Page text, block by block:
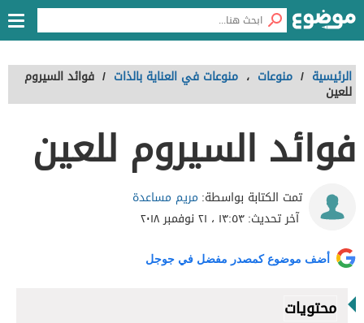
الرئيسية / منوعات ، منوعات في العناية بالذات / فوائد السيروم
للعين
فوائد السيروم للعين
تمت الكتابة بواسطة: مريم مساعدة
آخر تحديث:١٣:٥٣ ، ٢١ نوفمبر ٢٠١٨
أضف موضوع كمصدر مفضل في جوجل
محتويات